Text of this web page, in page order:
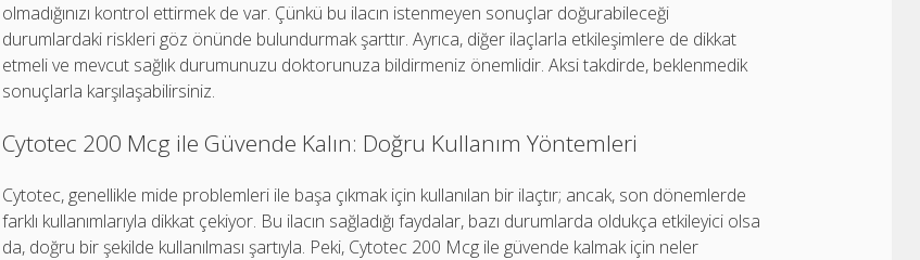
olmadığınızı kontrol ettirmek de var. Çünkü bu ilacın istenmeyen sonuçlar doğurabileceği
durumlardaki riskleri göz önünde bulundurmak şarttır. Ayrıca, diğer ilaçlarla etkileşimlere de dikkat
etmeli ve mevcut sağlık durumunuzu doktorunuza bildirmeniz önemlidir. Aksi takdirde, beklenmedik
sonuçlarla karşılaşabilirsiniz.
Cytotec 200 Mcg ile Güvende Kalın: Doğru Kullanım Yöntemleri
Cytotec, genellikle mide problemleri ile başa çıkmak için kullanılan bir ilaçtır; ancak, son dönemlerde
farklı kullanımlarıyla dikkat çekiyor. Bu ilacın sağladığı faydalar, bazı durumlarda oldukça etkileyici olsa
da, doğru bir şekilde kullanılması şartıyla. Peki, Cytotec 200 Mcg ile güvende kalmak için neler